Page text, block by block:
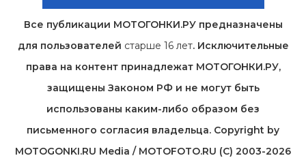
Все публикации МОТОГОНКИ.РУ предназначены
для пользователей старше 16 лет. Исключительные
права на контент принадлежат МОТОГОНКИ.РУ,
защищены Законом РФ и не могут быть
использованы каким-либо образом без
письменного согласия владельца. Copyright by
MOTOGONKI.RU Media / MOTOFOTO.RU (C) 2003-2026